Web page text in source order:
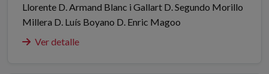
Llorente D. Armand Blanc i Gallart D. Segundo Morillo
Millera D. Luís Boyano D. Enric Magoo
Ver detalle